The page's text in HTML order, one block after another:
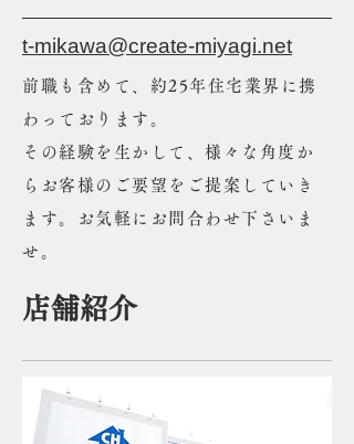
t-mikawa@create-miyagi.net
前職も含めて、約25年住宅業界に携
わっております。
その経験を生かして、様々な角度か
らお客様のご要望をご提案していき
ます。お気軽にお問合わせ下さいま
せ。
店舗紹介